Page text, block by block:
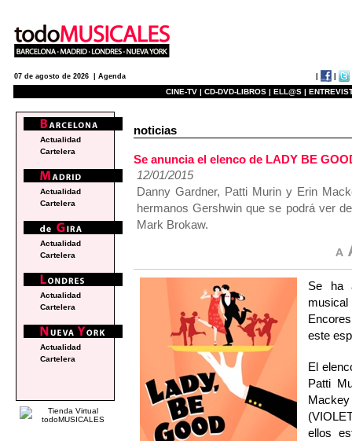
07 de agosto de 2026 | Agenda
CINE-TV | CD-DVD-LIBROS | ELL@S |
noticias
Se anuncia el elenco de LADY BE
12/01/2015
Danny Gardner, Patti Murin y Erin
hermanos Gershwin que se podrá ver
Mark Brokaw.
Se ha
este
El
Patti
ellos
Actualidad
Cartelera
Actualidad
Cartelera
Actualidad
Cartelera
Actualidad
Cartelera
Actualidad
Cartelera